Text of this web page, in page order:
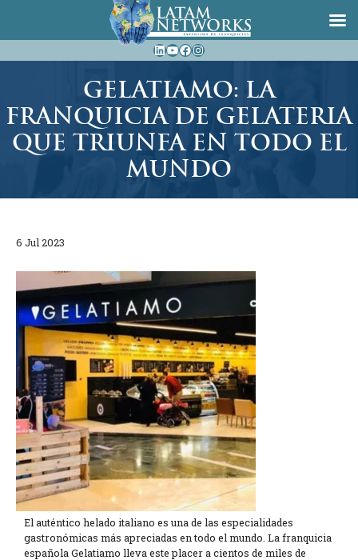
al
LinkedIn
YouTube
Facebook
Instagram
GELATIAMO: LA
FRANQUICIA DE GELATERIA
QUE TRIUNFA EN TODO EL
MUNDO
6 Jul 2023
El auténtico helado italiano es una de las especialidades
gastronómicas más apreciadas en todo el mundo. La franquicia
española Gelatiamo lleva este placer a cientos de miles de